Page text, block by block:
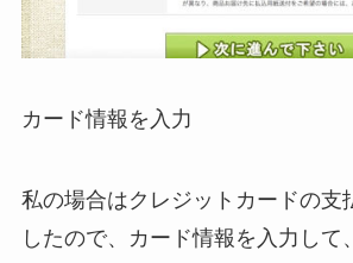
カード情報を入力
私の場合はクレジットカードの支
したので、カード情報を入力して